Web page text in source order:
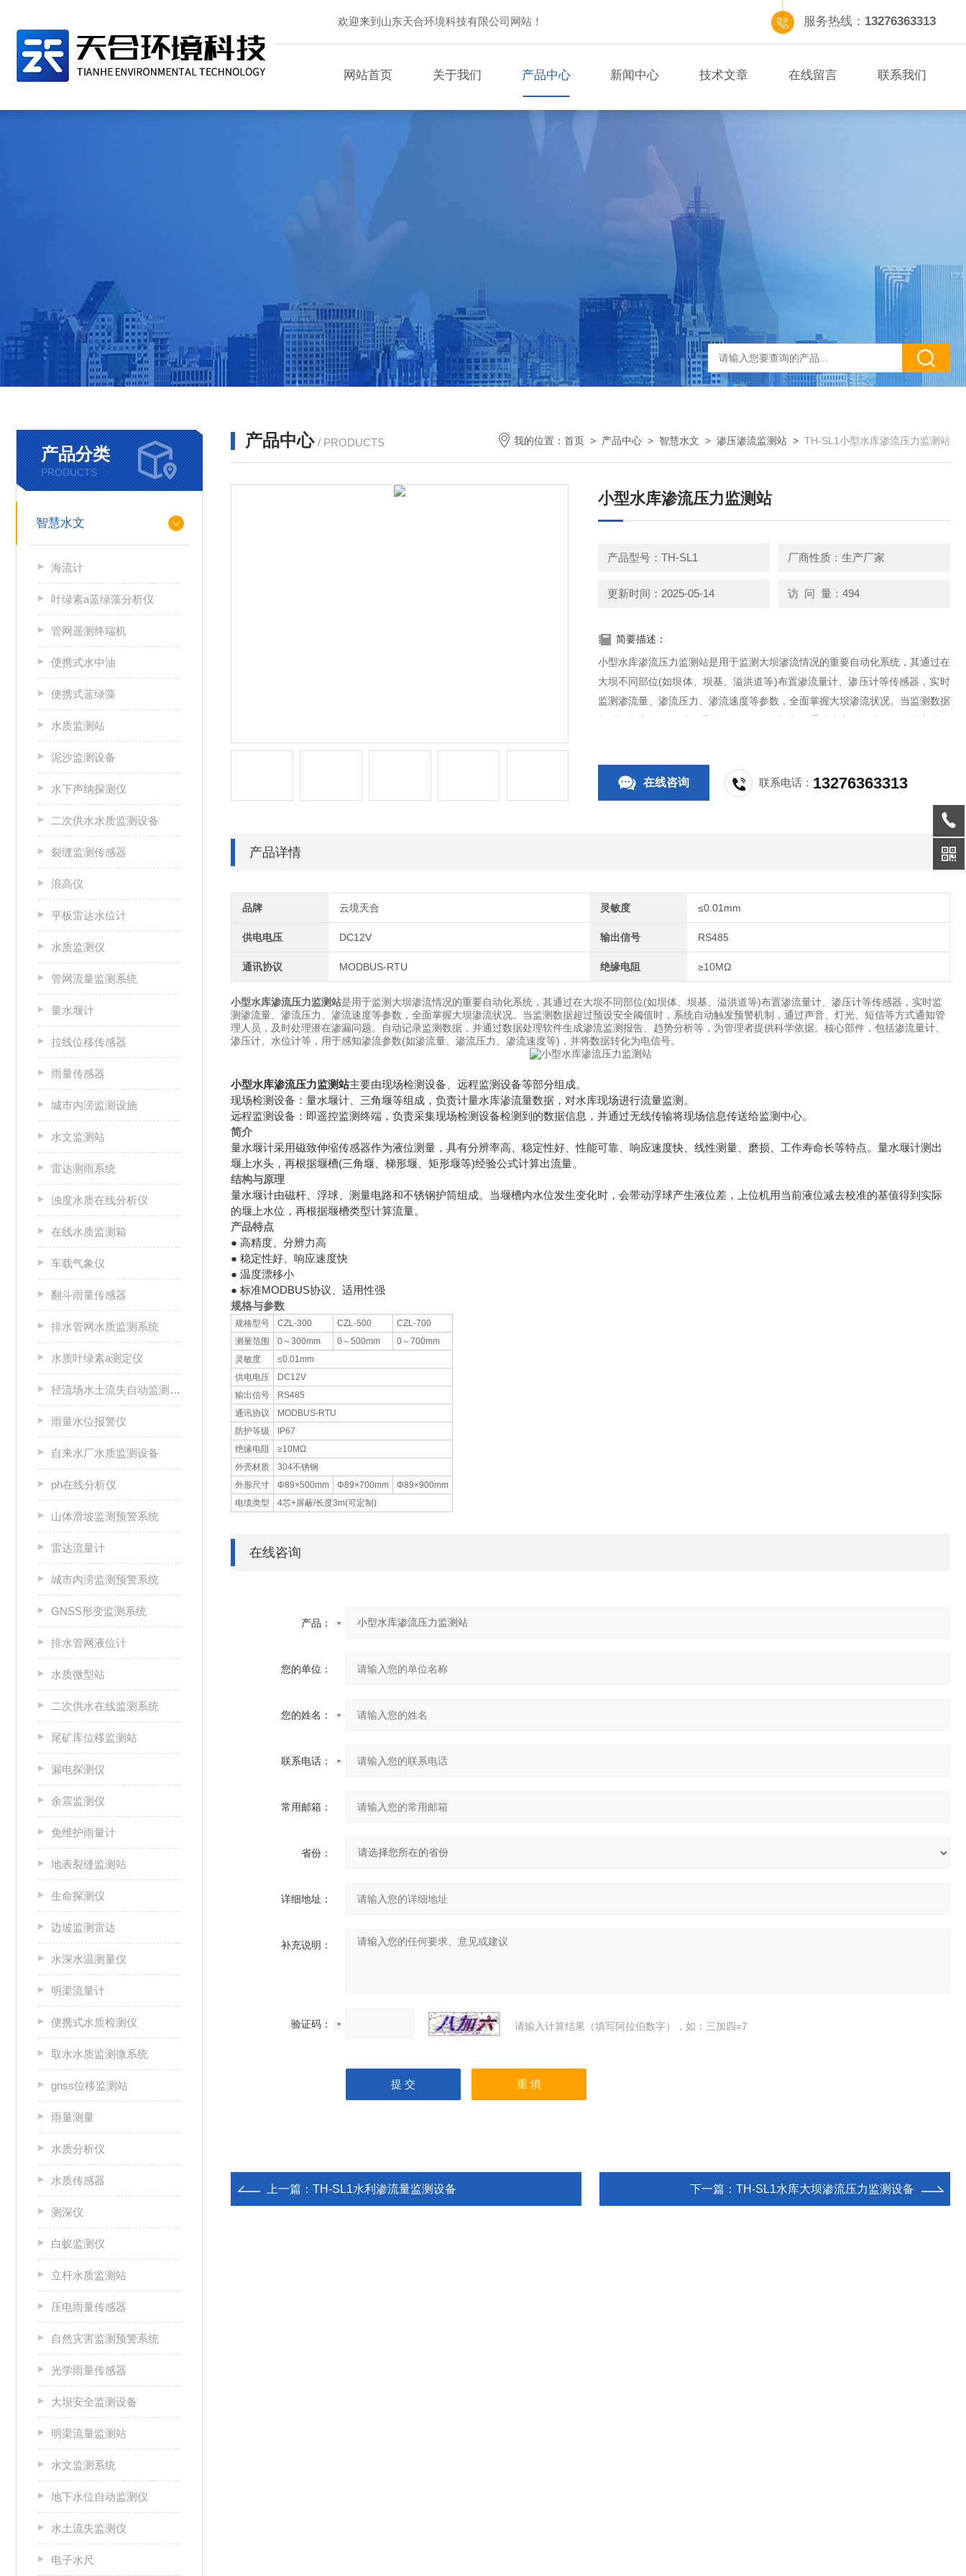
欢迎来到山东天合环境科技有限公司网站！ 服务热线： 13276363313
网站首页 关于我们 产品中心 新闻中心 技术文章 在线留言 联系我们
产品分类
PRODUCTS
智慧水文
海流计
叶绿素a蓝绿藻分析仪
管网遥测终端机
便携式水中油
便携式蓝绿藻
水质监测站
泥沙监测设备
水下声纳探测仪
二次供水水质监测设备
裂缝监测传感器
浪高仪
平板雷达水位计
水质监测仪
管网流量监测系统
量水堰计
拉线位移传感器
雨量传感器
城市内涝监测设施
水文监测站
雷达测雨系统
浊度水质在线分析仪
在线水质监测箱
车载气象仪
翻斗雨量传感器
排水管网水质监测系统
水质叶绿素a测定仪
径流场水土流失自动监测系统
雨量水位报警仪
自来水厂水质监测设备
ph在线分析仪
山体滑坡监测预警系统
雷达流量计
城市内涝监测预警系统
GNSS形变监测系统
排水管网液位计
水质微型站
二次供水在线监测系统
尾矿库位移监测站
漏电探测仪
余震监测仪
免维护雨量计
地表裂缝监测站
生命探测仪
边坡监测雷达
水深水温测量仪
明渠流量计
便携式水质检测仪
取水水质监测微系统
gnss位移监测站
雨量测量
水质分析仪
水质传感器
测深仪
白蚁监测仪
立杆水质监测站
压电雨量传感器
自然灾害监测预警系统
光学雨量传感器
大坝安全监测设备
明渠流量监测站
水文监测系统
地下水位自动监测仪
水土流失监测仪
电子水尺
产品中心 / PRODUCTS 我的位置： 首页 > 产品中心 > 智慧水文 > 渗压渗流监测站 > TH-SL1小型水库渗流压力监测站
小型水库渗流压力监测站
产品型号：TH-SL1 厂商性质：生产厂家
更新时间：2025-05-14 访 问 量：494
简要描述：
小型水库渗流压力监测站是用于监测大坝渗流情况的重要自动化系统，其通过在
大坝不同部位(如坝体、坝基、溢洪道等)布置渗流量计、渗压计等传感器，实时
监测渗流量、渗流压力、渗流速度等参数，全面掌握大坝渗流状况。当监测数据
超过预设安全阈值时，系统自动触发预警机制，通过声音、灯光、短信等方式通
在线咨询 联系电话： 13276363313
产品详情
品牌 云境天合 灵敏度 ≤0.01mm
供电电压 DC12V 输出信号 RS485
通讯协议 MODBUS-RTU 绝缘电阻 ≥10MΩ
小型水库渗流压力监测站是用于监测大坝渗流情况的重要自动化系统，其通过在大坝不同部位(如坝体、坝基、溢洪道等)布置渗流量计、渗压计等传感器，实时监
测渗流量、渗流压力、渗流速度等参数，全面掌握大坝渗流状况。当监测数据超过预设安全阈值时，系统自动触发预警机制，通过声音、灯光、短信等方式通知管
理人员，及时处理潜在渗漏问题。自动记录监测数据，并通过数据处理软件生成渗流监测报告、趋势分析等，为管理者提供科学依据。核心部件，包括渗流量计、
渗压计、水位计等，用于感知渗流参数(如渗流量、渗流压力、渗流速度等)，并将数据转化为电信号。
小型水库渗流压力监测站主要由现场检测设备、远程监测设备等部分组成。
现场检测设备：量水堰计、三角堰等组成，负责计量水库渗流量数据，对水库现场进行流量监测。
远程监测设备：即遥控监测终端，负责采集现场检测设备检测到的数据信息，并通过无线传输将现场信息传送给监测中心。
简介
量水堰计采用磁致伸缩传感器作为液位测量，具有分辨率高、稳定性好、性能可靠、响应速度快、线性测量、磨损、工作寿命长等特点。量水堰计测出
堰上水头，再根据堰槽(三角堰、梯形堰、矩形堰等)经验公式计算出流量。
结构与原理
量水堰计由磁杆、浮球、测量电路和不锈钢护筒组成。当堰槽内水位发生变化时，会带动浮球产生液位差，上位机用当前液位减去校准的基值得到实际
的堰上水位，再根据堰槽类型计算流量。
产品特点
● 高精度、分辨力高
● 稳定性好、响应速度快
● 温度漂移小
● 标准MODBUS协议、适用性强
规格与参数
规格型号 CZL-300 CZL-500
CZL-700
测量范围
0～300mm 0～500mm
0～700mm
灵敏度
≤0.01mm
供电电压
DC12V
输出信号
RS485
通讯协议
MODBUS-RTU
防护等级
IP67
绝缘电阻
≥10MΩ
外壳材质
304不锈钢
外形尺寸
Φ89×500mm Φ89×700mm
Φ89×900mm
电缆类型
4芯+屏蔽/长度3m(可定制)
在线咨询
产品：
您的单位：
您的姓名：
联系电话：
常用邮箱：
省份：
详细地址：
补充说明：
验证码： 请输入计算结果（填写阿拉伯数字），如：三加四=7
上一篇： TH-SL1水利渗流量监测设备 下一篇： TH-SL1水库大坝渗流压力监测设备